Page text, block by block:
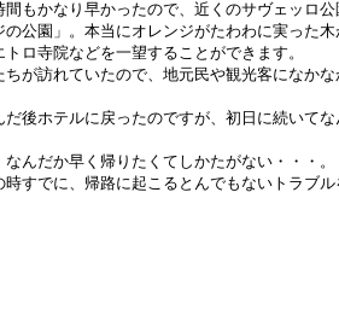
もかなり早かったので、近くのサヴェッロ
の公園」。本当にオレンジがたわわに実った
ロ寺院などを一望することができます。
が訪れていたので、地元民や観光客になか
だ後ホテルに戻ったのですが、初日に続いて
んだか早く帰りたくてしかたがない・・・。
すでに、帰路に起こるとんでもないトラブ